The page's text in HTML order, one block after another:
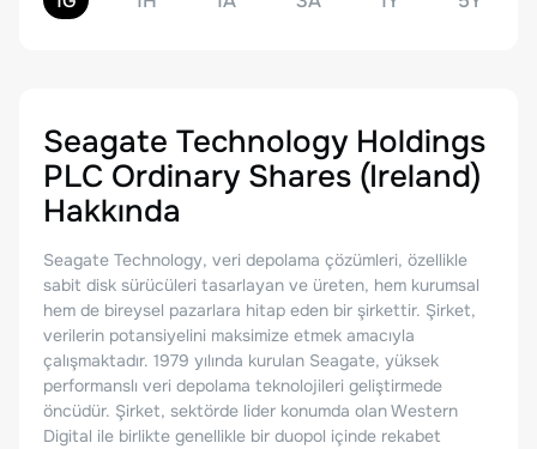
Seagate Technology Holdings
PLC Ordinary Shares (Ireland)
Hakkında
Seagate Technology, veri depolama çözümleri, özellikle
sabit disk sürücüleri tasarlayan ve üreten, hem kurumsal
hem de bireysel pazarlara hitap eden bir şirkettir. Şirket,
verilerin potansiyelini maksimize etmek amacıyla
çalışmaktadır. 1979 yılında kurulan Seagate, yüksek
performanslı veri depolama teknolojileri geliştirmede
öncüdür. Şirket, sektörde lider konumda olan Western
Digital ile birlikte genellikle bir duopol içinde rekabet